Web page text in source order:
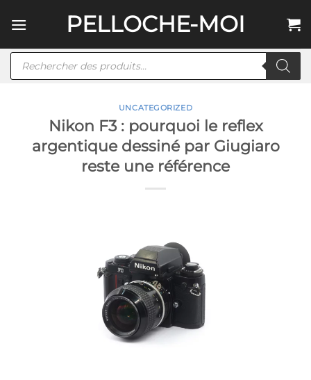
au
PELLOCHE-MOI
Recherche
UNCATEGORIZED
Nikon F3 : pourquoi le reflex
argentique dessiné par Giugiaro
reste une référence